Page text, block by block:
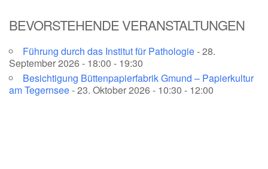
BEVORSTEHENDE VERANSTALTUNGEN
Führung durch das Institut für Pathologie- 28.
September 2026 - 18:00 - 19:30
Besichtigung Büttenpapierfabrik Gmund – Papierkultur
am Tegernsee- 23. Oktober 2026 - 10:30 - 12:00